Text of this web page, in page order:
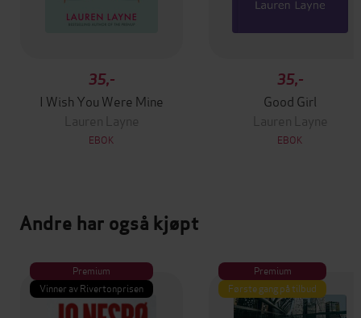
35,-
I Wish You Were Mine
Lauren Layne
EBOK
35,-
Good Girl
Lauren Layne
EBOK
Andre har også kjøpt
Premium
Vinner av Rivertonprisen
Premium
Første gang på tilbud